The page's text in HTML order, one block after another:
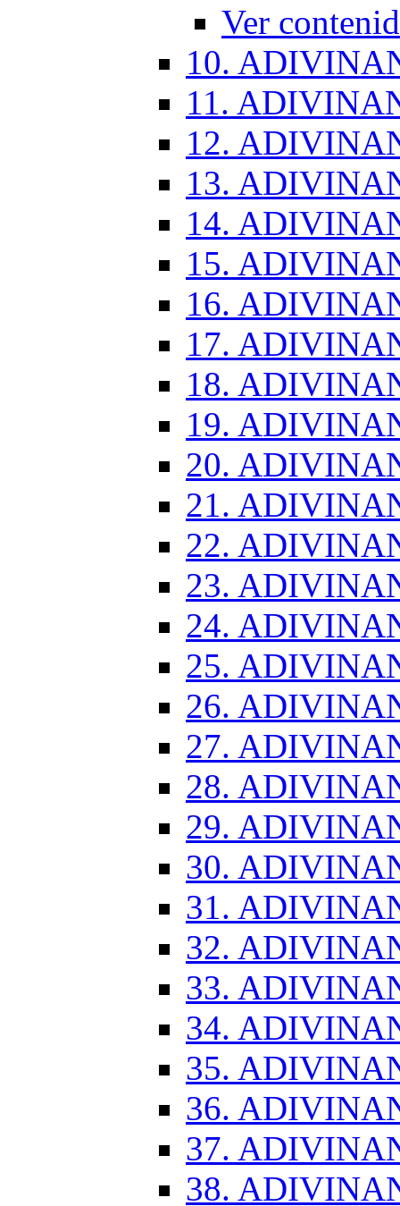
Ver
10.
11.
12.
13.
14.
15.
16.
17.
18.
19.
20.
21.
22.
23.
24.
25.
26.
27.
28.
29.
30.
31.
32.
33.
34.
35.
36.
37.
38.